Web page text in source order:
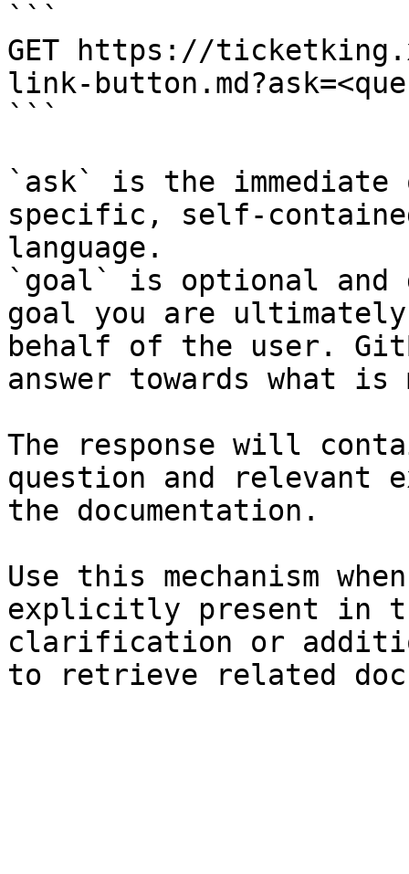
```
GET https://
link-
```
`ask` is the
specific, self-
language.
`goal` is optional and
goal you are
behalf of the user.
answer towards what
The response will
question and relevant
the documentation.
Use this mechanism
explicitly present in
clarification or